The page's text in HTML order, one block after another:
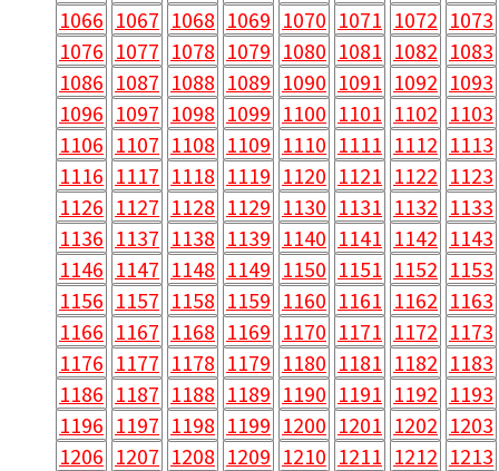
1066 1067 1068 1069 1070 1071 1072 1073
1076 1077 1078 1079 1080 1081 1082 1083
1086 1087 1088 1089 1090 1091 1092 1093
1096 1097 1098 1099 1100 1101 1102 1103
1106 1107 1108 1109 1110 1111 1112 1113
1116 1117 1118 1119 1120 1121 1122 1123
1126 1127 1128 1129 1130 1131 1132 1133
1136 1137 1138 1139 1140 1141 1142 1143
1146 1147 1148 1149 1150 1151 1152 1153
1156 1157 1158 1159 1160 1161 1162 1163
1166 1167 1168 1169 1170 1171 1172 1173
1176 1177 1178 1179 1180 1181 1182 1183
1186 1187 1188 1189 1190 1191 1192 1193
1196 1197 1198 1199 1200 1201 1202 1203
1206 1207 1208 1209 1210 1211 1212 1213